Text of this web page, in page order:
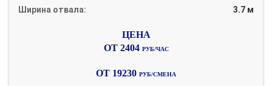
Ширина отвала:
3.7 м
ОТ 2404 РУБ/ЧАС
ОТ 19230 РУБ/СМЕНА